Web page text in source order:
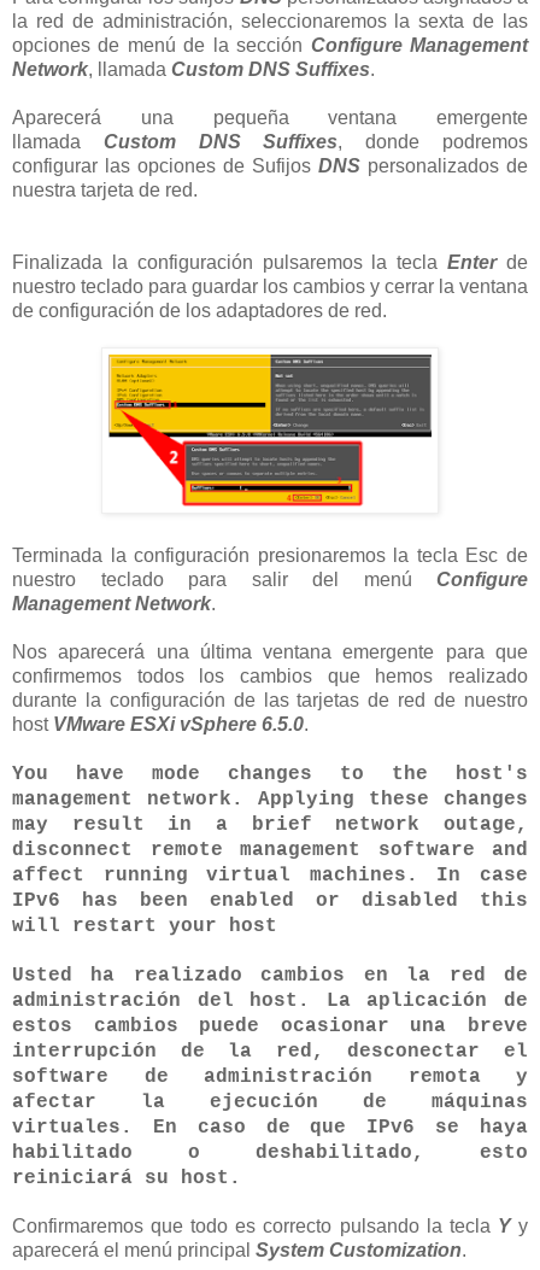
la red de administración, seleccionaremos la sexta de las
opciones de menú de la sección Configure Management
Network, llamada Custom DNS Suffixes.
Aparecerá una pequeña ventana emergente
llamada Custom DNS Suffixes, donde podremos
configurar las opciones de Sufijos DNS personalizados de
nuestra tarjeta de red.
Finalizada la configuración pulsaremos la teclaEnterde
nuestro teclado para guardar los cambios y cerrar la ventana
de configuración de los adaptadores de red.
Terminada la configuración presionaremos la tecla Esc de
nuestro teclado para salir del menú Configure
Management Network.
Nos aparecerá una última ventana emergente para que
confirmemos todos los cambios que hemos realizado
durante la configuración de las tarjetas de red de nuestro
host VMware ESXi vSphere 6.5.0.
You have mode changes to the host's
management network. Applying these changes
may result in a brief network outage,
disconnect remote management software and
affect running virtual machines. In case
IPv6 has been enabled or disabled this
will restart your host
Usted ha realizado cambios en la red de
administración del host. La aplicación de
estos cambios puede ocasionar una breve
interrupción de la red, desconectar el
software de administración remota y
afectar la ejecución de máquinas
virtuales. En caso de que IPv6 se haya
habilitado o deshabilitado, esto
reiniciará su host.
Confirmaremos que todo es correcto pulsando la tecla Yy
aparecerá el menú principal System Customization.